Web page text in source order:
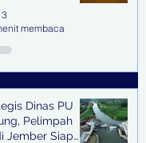
membaca
Dinas PU
Pelimpah
Jember Siap